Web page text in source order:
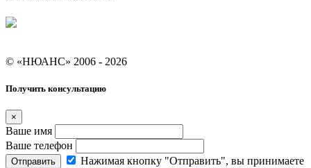
© «НЮАНС» 2006 - 2026
Получить консультацию
×
Ваше имя
Ваше телефон
Отправить
Нажимая кнопку "Отправить", вы принимаете